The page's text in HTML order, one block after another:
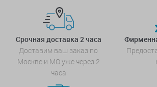
Срочная доставка 2 часа
Доставим ваш заказ по
Москве и МО уже через 2
часа